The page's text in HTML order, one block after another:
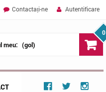
Autentificare
Contactați-ne
meu:
0
(gol)